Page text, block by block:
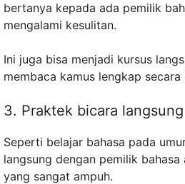
bertanya kepada ada pemilik
mengalami kesulitan.
Ini juga bisa menjadi kursus
membaca kamus lengkap secara
3. Praktek bicara langsung
Seperti belajar bahasa pada
langsung dengan pemilik bahasa
yang sangat ampuh.